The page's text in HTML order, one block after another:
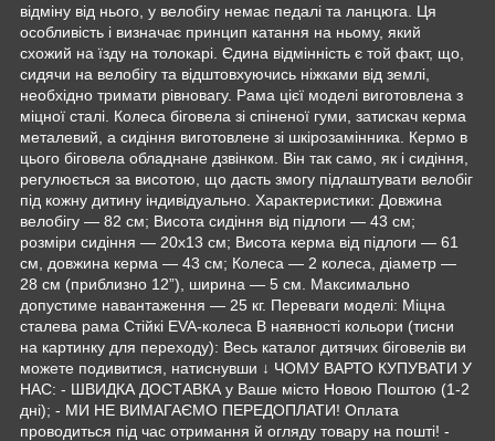
відміну від нього, у велобігу немає педалі та ланцюга. Ця
особливість і визначає принцип катання на ньому, який
схожий на їзду на толокарі. Єдина відмінність є той факт, що,
сидячи на велобігу та відштовхуючись ніжками від землі,
необхідно тримати рівновагу. Рама цієї моделі виготовлена з
міцної сталі. Колеса біговела зі спіненої гуми, затискач керма
металевий, а сидіння виготовлене зі шкірозамінника. Кермо в
цього біговела обладнане дзвінком. Він так само, як і сидіння,
регулюється за висотою, що дасть змогу підлаштувати велобіг
під кожну дитину індивідуально. Характеристики: Довжина
велобігу — 82 см; Висота сидіння від підлоги — 43 см;
розміри сидіння — 20х13 см; Висота керма від підлоги — 61
см, довжина керма — 43 см; Колеса — 2 колеса, діаметр —
28 см (приблизно 12”), ширина — 5 см. Максимально
допустиме навантаження — 25 кг. Переваги моделі: Міцна
сталева рама Стійкі EVA-колеса В наявності кольори (тисни
на картинку для переходу): Весь каталог дитячих біговелів ви
можете подивитися, натиснувши ↓ ЧОМУ ВАРТО КУПУВАТИ У
НАС: - ШВИДКА ДОСТАВКА у Ваше місто Новою Поштою (1-2
дні); - МИ НЕ ВИМАГАЄМО ПЕРЕДОПЛАТИ! Оплата
проводиться під час отримання й огляду товару на пошті! -